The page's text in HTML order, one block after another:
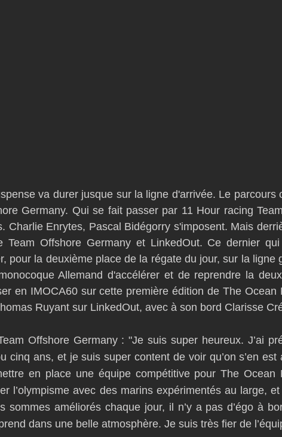
va durer jusque sur la ligne d'arrivée. Le parcours
Germany. Qui se fait passer par 11 Hour racing
Charlie Enrytes, Pascal Bidégorry s'imposent. Mais
Team Offshore Germany et LinkedOut. Ce dernier
pour la deuxième place de la régate du jour, sur la ligne
Allemand d'accélérer et de reprendre la
en IMOCA60 sur cette première édition de The Ocean
Ruyant sur LinkedOut, avec à son bord Clarisse
Offshore Germany : "Je suis super heureux. J’ai
cinq ans, et je suis super content de voir qu’on s’en est
en place une équipe compétitive pour The Ocean
l’olympisme avec des marins expérimentés au large, et
sommes améliorés chaque jour, il n’y a pas d’égo à
dans une belle atmosphère. Je suis très fier de